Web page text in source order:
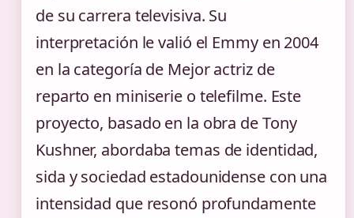
de su carrera televisiva. Su
interpretación le valió el Emmy en 2004
en la categoría de Mejor actriz de
reparto en miniserie o telefilme. Este
proyecto, basado en la obra de Tony
Kushner, abordaba temas de identidad,
sida y sociedad estadounidense con una
intensidad que resonó profundamente